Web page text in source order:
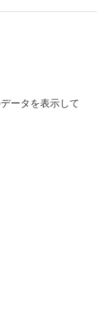
ータを表示して